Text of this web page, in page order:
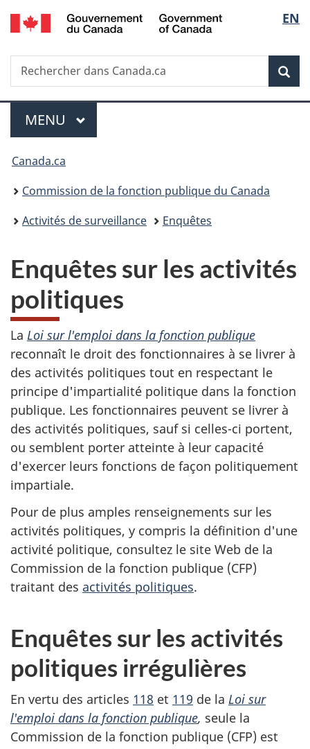
Passer
au
principal
Passer
à
Au
du
Passer
au
de
section
Passer
à
version
simplifiée
de
la
EN
Recherche
Rechercher
dans
Menu
MENU PRINCIPAL
Vous
êtes
ici :
Canada.ca
Commission de la fonction publique du Canada
Activités de surveillance
Enquêtes
Enquêtes sur les activités
politiques
La Loi sur l'emploi dans la fonction publique
reconnaît le droit des fonctionnaires à se livrer à
des activités politiques tout en respectant le
principe d'impartialité politique dans la fonction
publique. Les fonctionnaires peuvent se livrer à
des activités politiques, sauf si celles-ci portent,
ou semblent porter atteinte à leur capacité
d'exercer leurs fonctions de façon politiquement
impartiale.
Pour de plus amples renseignements sur les
activités politiques, y compris la définition d'une
activité politique, consultez le site Web de la
Commission de la fonction publique (CFP)
traitant des activités politiques.
Enquêtes sur les activités
politiques irrégulières
En vertu des articles 118 et 119 de la Loi sur
l'emploi dans la fonction publique, seule la
Commission de la fonction publique (CFP) est